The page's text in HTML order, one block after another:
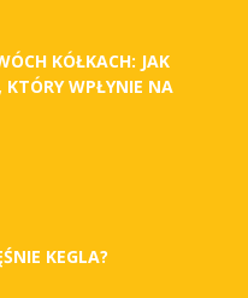
KÓŁKACH: JAK
KTÓRY WPŁYNIE NA
KEGLA?